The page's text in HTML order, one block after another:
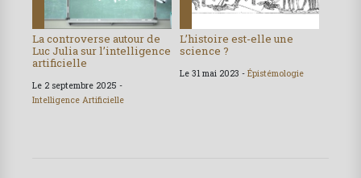
La controverse autour de
Luc Julia sur l’intelligence
artificielle
Le 2 septembre 2025 -
Intelligence Artificielle
L’histoire est-elle une
science ?
Le 31 mai 2023 - Épistémologie